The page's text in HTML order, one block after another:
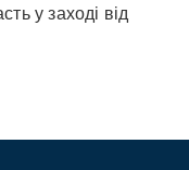
у заході від